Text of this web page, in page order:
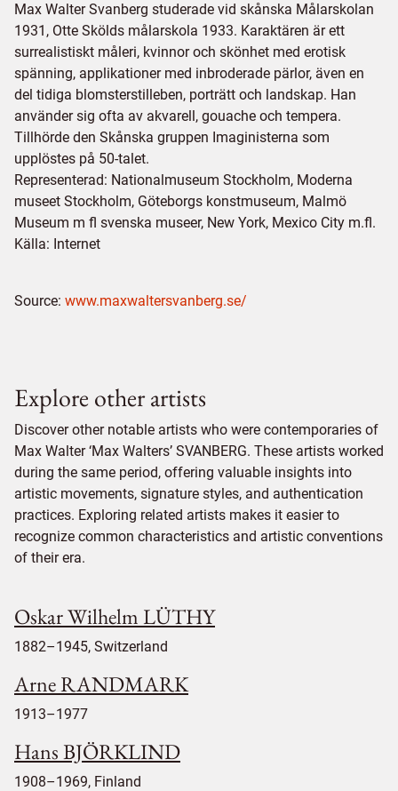
Max Walter Svanberg studerade vid skånska Målarskolan
1931, Otte Skölds målarskola 1933. Karaktären är ett
surrealistiskt måleri, kvinnor och skönhet med erotisk
spänning, applikationer med inbroderade pärlor, även en
del tidiga blomsterstilleben, porträtt och landskap. Han
använder sig ofta av akvarell, gouache och tempera.
Tillhörde den Skånska gruppen Imaginisterna som
upplöstes på 50-talet.
Representerad: Nationalmuseum Stockholm, Moderna
museet Stockholm, Göteborgs konstmuseum, Malmö
Museum m fl svenska museer, New York, Mexico City m.fl.
Källa: Internet
Source: www.maxwaltersvanberg.se/
Explore other artists
Discover other notable artists who were contemporaries of
Max Walter ‘Max Walters’ SVANBERG. These artists worked
during the same period, offering valuable insights into
artistic movements, signature styles, and authentication
practices. Exploring related artists makes it easier to
recognize common characteristics and artistic conventions
of their era.
Oskar Wilhelm LÜTHY
1882–1945, Switzerland
Arne RANDMARK
1913–1977
Hans BJÖRKLIND
1908–1969, Finland